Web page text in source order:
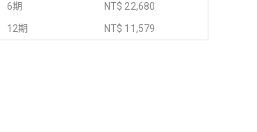
6期
NT$ 22,680
12期
NT$ 11,579